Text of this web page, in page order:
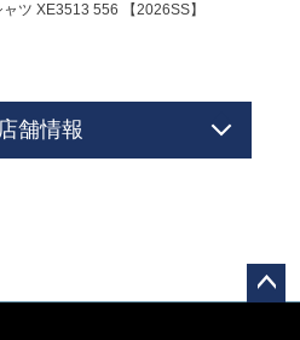
ツ XE3513 556 【2026SS】
舗情報